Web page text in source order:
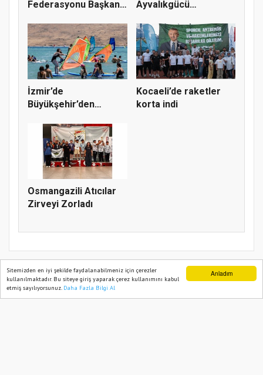
Anladım
Sitemizden en iyi şekilde faydalanabilmeniz için çerezler
kullanılmaktadır. Bu siteye giriş yaparak çerez kullanımını kabul
etmiş sayılıyorsunuz. Daha Fazla Bilgi Al
Federasyonu Başkanı
Ayvalıkgücü
İzmir’de
Büyükşehir’den
deneyim...
Kocaeli’de raketler
korta indi
Osmangazili Atıcılar
Zirveyi Zorladı
TÜRK HABERLER 2022
Ana Sayfa Web TV